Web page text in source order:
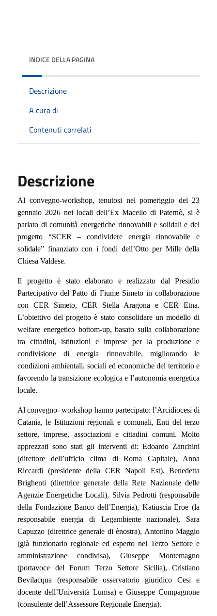
INDICE DELLA PAGINA
Descrizione
A cura di
Contenuti correlati
Descrizione
Al convegno-workshop, tenutosi nel pomeriggio del 23
gennaio 2026 nei locali dell’Ex Macello di Paternò, si è
parlato di comunità energetiche rinnovabili e solidali e del
progetto “SCER – condividere energia rinnovabile e
solidale” finanziato con i fondi dell’Otto per Mille della
Chiesa Valdese.
Il progetto è stato elaborato e realizzato dal Presidio
Partecipativo del Patto di Fiume Simeto in collaborazione
con CER Simeto, CER Stella Aragona e CER Etna.
L’obiettivo del progetto è stato consolidare un modello di
welfare energetico bottom-up, basato sulla collaborazione
tra cittadini, istituzioni e imprese per la produzione e
condivisione di energia rinnovabile, migliorando le
condizioni ambientali, sociali ed economiche del territorio e
favorendo la transizione ecologica e l’autonomia energetica
locale.
Al convegno- workshop hanno partecipato: l’Arcidiocesi di
Catania, le Istituzioni regionali e comunali, Enti del terzo
settore, imprese, associazioni e cittadini comuni. Molto
apprezzati sono stati gli interventi di: Edoardo Zanchini
(direttore dell’ufficio clima di Roma Capitale), Anna
Riccardi (presidente della CER Napoli Est), Benedetta
Brighenti (direttrice generale della Rete Nazionale delle
Agenzie Energetiche Locali), Silvia Pedrotti (responsabile
della Fondazione Banco dell’Energia), Katiuscia Eroe (la
responsabile energia di Legambiente nazionale), Sara
Capuzzo (direttrice generale di ènostra), Antonino Maggio
(già funzionario regionale ed esperto nel Terzo Settore e
amministrazione condivisa), Giuseppe Montemagno
(portavoce del Forum Terzo Settore Sicilia), Cristiano
Bevilacqua (responsabile osservatorio giuridico Cesi e
docente dell’Università Lumsa) e Giuseppe Compagnone
(consulente dell’Assessore Regionale Energia).